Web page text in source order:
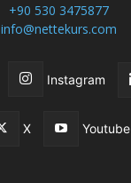
+90 530 3475877
info@nettekurs.com
Instagram
X Youtube